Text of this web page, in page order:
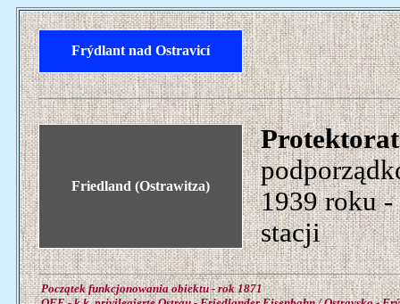
Frýdlant nad Ostravicí
Friedland (Ostrawitza)
1939 roku -
stacji
Początek funkcjonowania obiektu - rok 1871